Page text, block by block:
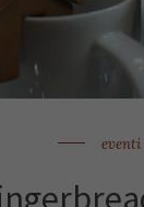
eventi